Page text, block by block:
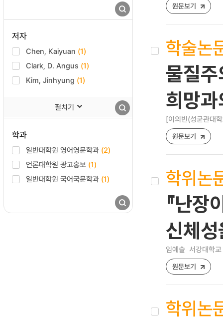
저자
Chen, Kaiyuan (1)
Clark, D. Angus (1)
Kim, Jinhyung (1)
펼치기
학과
일반대학원 영어영문학과 (2)
언론대학원 광고홍보 (1)
일반대학원 국어국문학과 (1)
원문보기
학술논
물질
희망
[이의빈(성균관대
원문보기
학위논
『난장
신체
임예슬 서강대학
원문보기
학위논